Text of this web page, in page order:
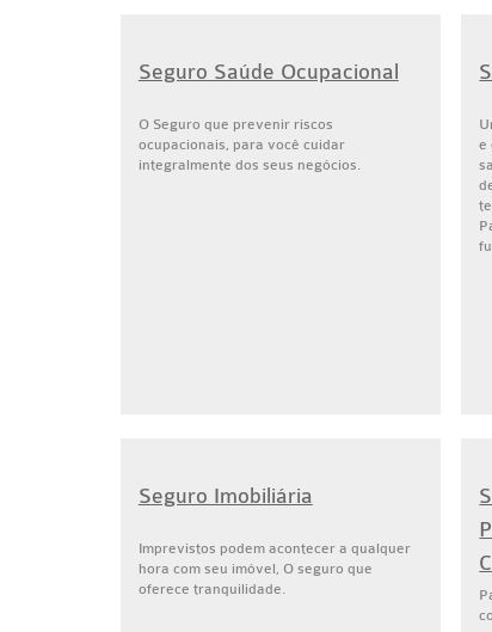
Seguro Saúde Ocupacional
O Seguro que prevenir riscos
ocupacionais, para você cuidar
integralmente dos seus negócios.
e
Seguro Imobiliária
Imprevistos podem acontecer a qualquer
hora com seu imóvel, O seguro que
oferece tranquilidade.